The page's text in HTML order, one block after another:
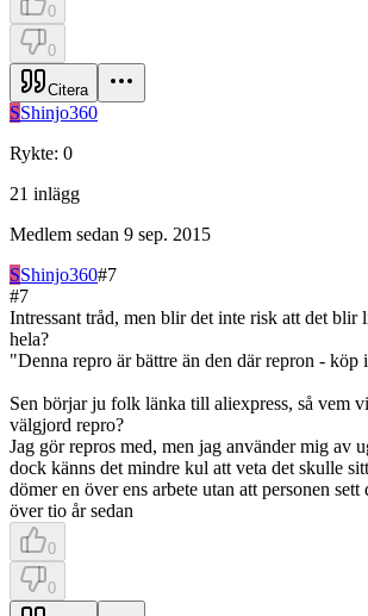
0
0
Citera
SShinjo360
Rykte: 0
21 inlägg
Medlem sedan 9 sep. 2015
SShinjo360#7
#7
Intressant tråd, men blir det inte risk att det blir
hela?
"Denna repro är bättre än den där repron - köp
Sen börjar ju folk länka till aliexpress, så vem
välgjord repro?
Jag gör repros med, men jag använder mig av
dock känns det mindre kul att veta det skulle
dömer en över ens arbete utan att personen sett
över tio år sedan
0
0